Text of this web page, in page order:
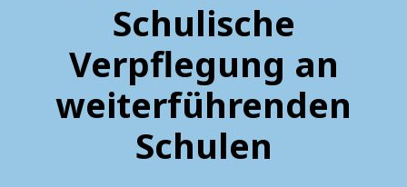
Schulische
Verpflegung an
weiterführenden
Schulen